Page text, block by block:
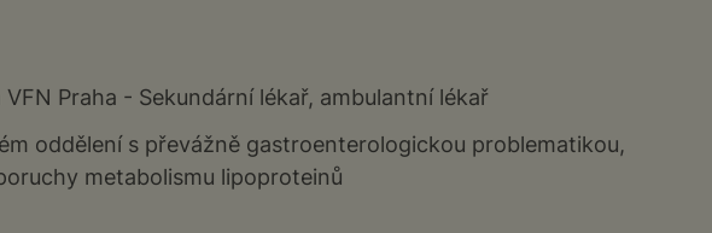
VFN Praha - Sekundární lékař, ambulantní lékař
oddělení s převážně gastroenterologickou problematikou,
metabolismu lipoproteinů